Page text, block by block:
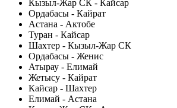
Кызыл-Жар СК - Кайсар
Ордабасы - Кайрат
Астана - Актобе
Туран - Кайсар
Шахтер - Кызыл-Жар СК
Ордабасы - Женис
Атырау - Елимай
Жетысу - Кайрат
Кайсар - Шахтер
Елимай - Астана